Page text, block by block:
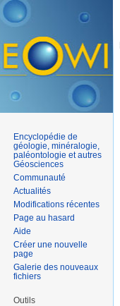
Encyclopédie de
géologie, minéralogie,
paléontologie et autres
Géosciences
Communauté
Actualités
Modifications récentes
Page au hasard
Aide
Créer une nouvelle
page
Galerie des nouveaux
fichiers
Outils